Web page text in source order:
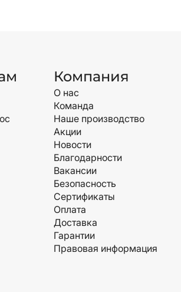
Компания
О нас
Команда
Наше производство
Акции
Новости
Благодарности
Вакансии
Безопасность
Сертификаты
Оплата
Доставка
Гарантии
Правовая информация